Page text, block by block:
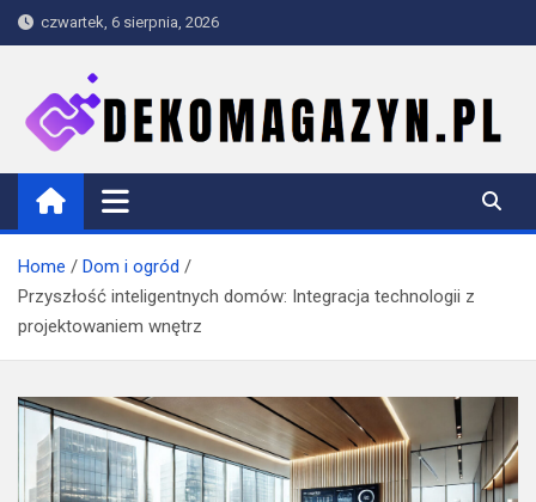
Skip
to
czwartek, 6 sierpnia, 2026
dekomagazyn.pl
Blog
Home
Dom i ogród
Przyszłość inteligentnych domów: Integracja technologii z
projektowaniem wnętrz